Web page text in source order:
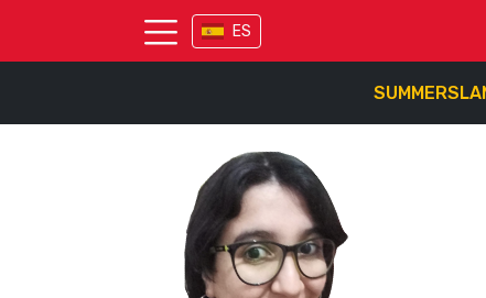
ES